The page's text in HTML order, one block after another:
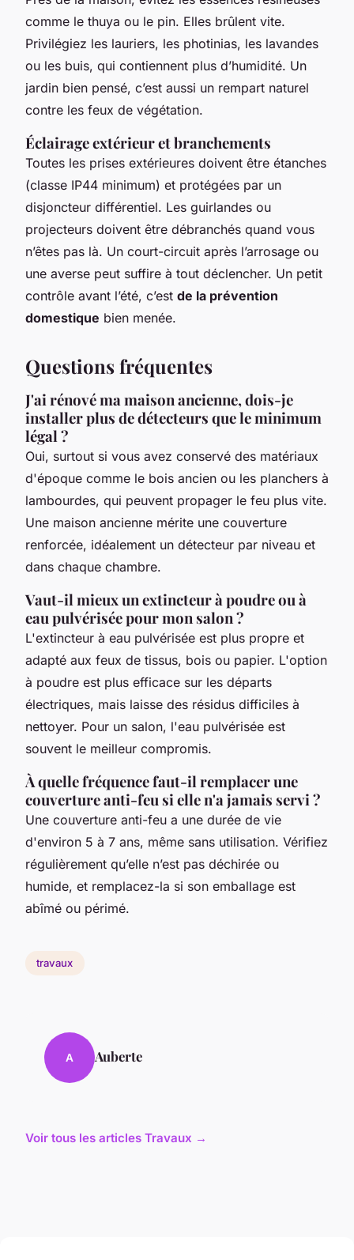
comme le thuya ou le pin. Elles brûlent vite.
Privilégiez les lauriers, les photinias, les lavandes
ou les buis, qui contiennent plus d’humidité. Un
jardin bien pensé, c’est aussi un rempart naturel
contre les feux de végétation.
Éclairage extérieur et branchements
Toutes les prises extérieures doivent être étanches
(classe IP44 minimum) et protégées par un
disjoncteur différentiel. Les guirlandes ou
projecteurs doivent être débranchés quand vous
n’êtes pas là. Un court-circuit après l’arrosage ou
une averse peut suffire à tout déclencher. Un petit
contrôle avant l’été, c’est de la prévention
domestique bien menée.
Questions fréquentes
J'ai rénové ma maison ancienne, dois-je
installer plus de détecteurs que le minimum
légal ?
Oui, surtout si vous avez conservé des matériaux
d'époque comme le bois ancien ou les planchers à
lambourdes, qui peuvent propager le feu plus vite.
Une maison ancienne mérite une couverture
renforcée, idéalement un détecteur par niveau et
dans chaque chambre.
Vaut-il mieux un extincteur à poudre ou à
eau pulvérisée pour mon salon ?
L'extincteur à eau pulvérisée est plus propre et
adapté aux feux de tissus, bois ou papier. L'option
à poudre est plus efficace sur les départs
électriques, mais laisse des résidus difficiles à
nettoyer. Pour un salon, l'eau pulvérisée est
souvent le meilleur compromis.
À quelle fréquence faut-il remplacer une
couverture anti-feu si elle n'a jamais servi ?
Une couverture anti-feu a une durée de vie
d'environ 5 à 7 ans, même sans utilisation. Vérifiez
régulièrement qu’elle n’est pas déchirée ou
humide, et remplacez-la si son emballage est
abîmé ou périmé.
travaux
A Auberte
Voir tous les articles Travaux →